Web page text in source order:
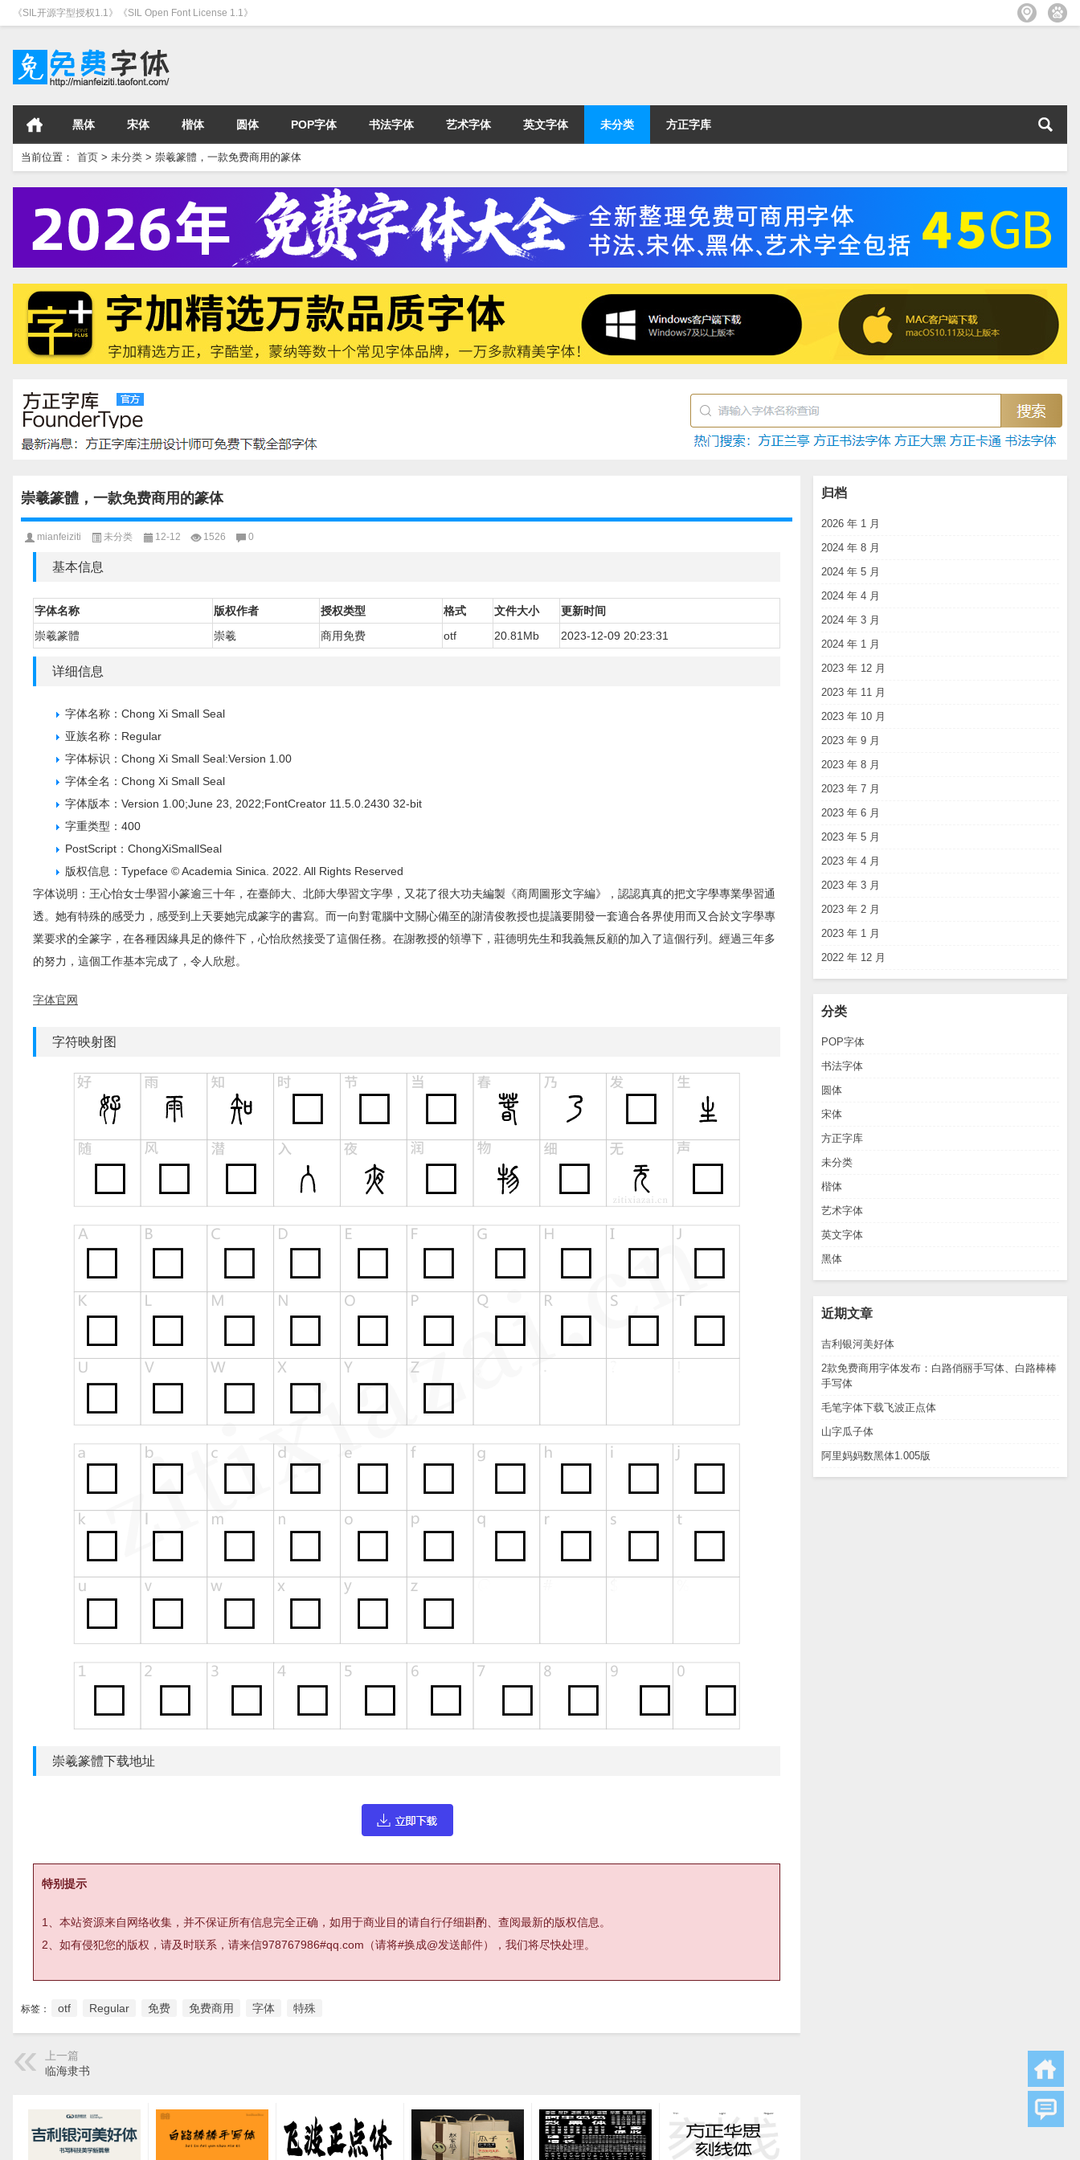
《SIL开源字型授权1.1》《SIL Open Font License 1.1》
黑体 宋体 楷体 圆体 POP字体 书法字体 艺术字体 英文字体 未分类 方正字库
当前位置： 首页 > 未分类 > 崇羲篆體，一款免费商用的篆体
归档
2026 年 1 月
2024 年 8 月
2024 年 5 月
2024 年 4 月
2024 年 3 月
2024 年 1 月
2023 年 12 月
2023 年 11 月
2023 年 10 月
2023 年 9 月
2023 年 8 月
2023 年 7 月
2023 年 6 月
2023 年 5 月
2023 年 4 月
2023 年 3 月
2023 年 2 月
2023 年 1 月
2022 年 12 月
分类
POP字体
书法字体
圆体
宋体
方正字库
未分类
楷体
艺术字体
英文字体
黑体
近期文章
吉利银河美好体
2款免费商用字体发布：白路俏丽手写体、白路棒棒
手写体
毛笔字体下载飞波正点体
山字瓜子体
阿里妈妈数黑体1.005版
崇羲篆體，一款免费商用的篆体
mianfeiziti 未分类 12-12 1526 0
基本信息
字体名称 版权作者 授权类型 格式 文件大小
更新时间
崇羲篆體
崇羲 商用免费 otf 20.81Mb 2023-12-09 20:23:31
详细信息
字体名称：Chong Xi Small Seal
亚族名称：Regular
字体标识：Chong Xi Small Seal:Version 1.00
字体全名：Chong Xi Small Seal
字体版本：Version 1.00;June 23, 2022;FontCreator 11.5.0.2430 32-bit
字重类型：400
PostScript：ChongXiSmallSeal
版权信息：Typeface © Academia Sinica. 2022. All Rights Reserved
字体说明：王心怡女士學習小篆逾三十年，在臺師大、北師大學習文字學，又花了很大功夫編製《商周圖形文字編》，認認真真的把文字學專業學習通
透。她有特殊的感受力，感受到上天要她完成篆字的書寫。而一向對電腦中文關心備至的謝清俊教授也提議要開發一套適合各界使用而又合於文字學專
業要求的全篆字，在各種因緣具足的條件下，心怡欣然接受了這個任務。在謝教授的領導下，莊德明先生和我義無反顧的加入了這個行列。經過三年多
的努力，這個工作基本完成了，令人欣慰。
字体官网
字符映射图
崇羲篆體下载地址
特别提示
1、本站资源来自网络收集，并不保证所有信息完全正确，如用于商业目的请自行仔细斟酌、查阅最新的版权信息。
2、如有侵犯您的版权，请及时联系，请来信978767986#qq.com（请将#换成@发送邮件），我们将尽快处理。
标签： otf Regular 免费 免费商用 字体 特殊
上一篇
临海隶书